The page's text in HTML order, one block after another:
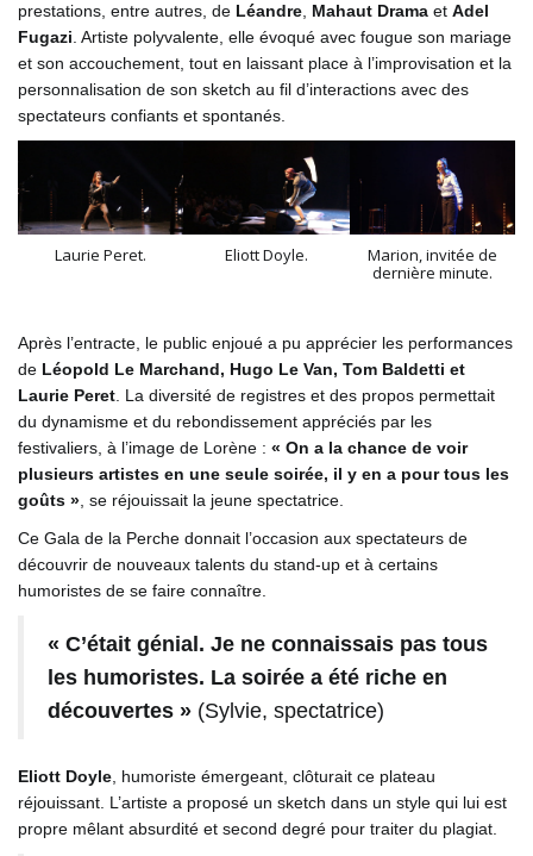
prestations, entre autres, de Léandre Mahaut Drama et Adel
Fugazi . Artiste polyvalente, elle évoqué avec fougue son mariage
et son accouchement, tout en laissant place à l’improvisation et la
personnalisation de son sketch au fil d’interactions avec des
spectateurs confiants et spontanés.
Laurie Peret. Eliott Doyle.
Marion, invitée de
dernière minute.
Après l’entracte, le public enjoué a pu apprécier les performances
de Léopold Le Marchand, Hugo Le Van, Tom Baldetti et
Laurie Peret . La diversité de registres et des propos permettait
du dynamisme et du rebondissement appréciés par les
festivaliers, à l’image de Lorène : « On a la chance de voir
plusieurs artistes en une seule soirée, il y en a pour tous les
goûts » , se réjouissait la jeune spectatrice.
Ce Gala de la Perche donnait l’occasion aux spectateurs de
découvrir de nouveaux talents du stand-up et à certains
humoristes de se faire connaître.
« C’était génial. Je ne connaissais pas tous
les humoristes. La soirée a été riche en
découvertes » (Sylvie, spectatrice)
Eliott Doyle , humoriste émergeant, clôturait ce plateau
réjouissant. L’artiste a proposé un sketch dans un style qui lui est
propre mêlant absurdité et second degré pour traiter du plagiat.